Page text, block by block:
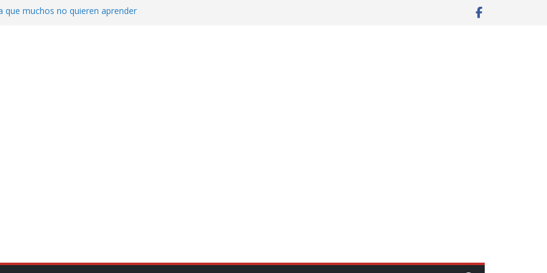
que muchos no quieren aprender